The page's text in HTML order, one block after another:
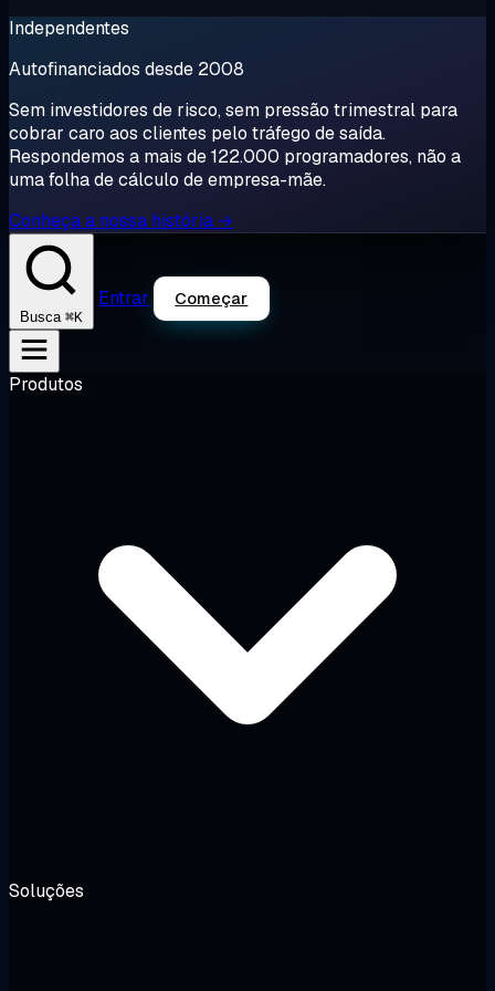
Independentes
Autofinanciados desde 2008
Sem investidores de risco, sem pressão trimestral para
cobrar caro aos clientes pelo tráfego de saída.
Respondemos a mais de 122.000 programadores, não a
uma folha de cálculo de empresa-mãe.
Conheça a nossa história →
Busca ⌘K
Entrar Começar
Produtos
Soluções